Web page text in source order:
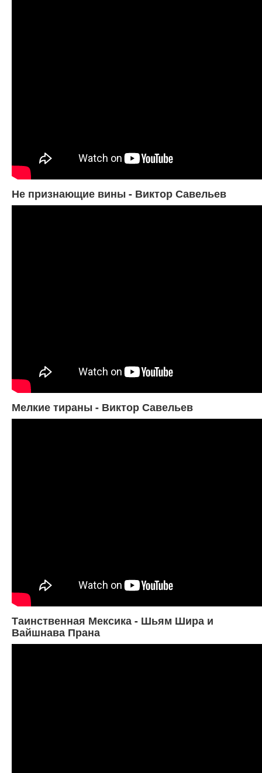
Не признающие вины - Виктор Савельев
Мелкие тираны - Виктор Савельев
Таинственная Мексика - Шьям Шира и
Вайшнава Прана